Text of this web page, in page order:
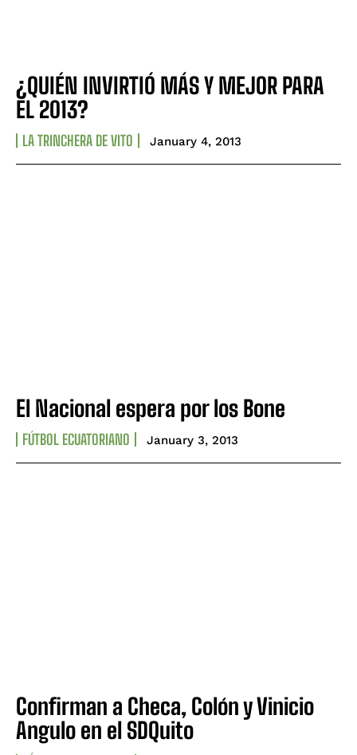
¿QUIÉN INVIRTIÓ MÁS Y MEJOR PARA
EL 2013?
LA TRINCHERA DE VITO January 4, 2013
El Nacional espera por los Bone
FÚTBOL ECUATORIANO January 3, 2013
Confirman a Checa, Colón y Vinicio
Angulo en el SDQuito